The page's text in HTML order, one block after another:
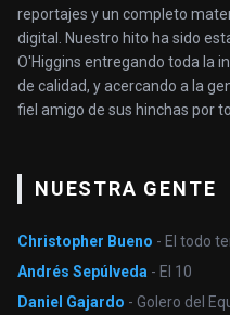
reportajes y un completo
digital. Nuestro hito ha sido
O'Higgins entregando toda la
de calidad, y acercando a la
fiel amigo de sus hinchas por
NUESTRA GENTE
Christopher Bueno - El todo
Andrés Sepúlveda - El 10
Daniel Gajardo - Golero del